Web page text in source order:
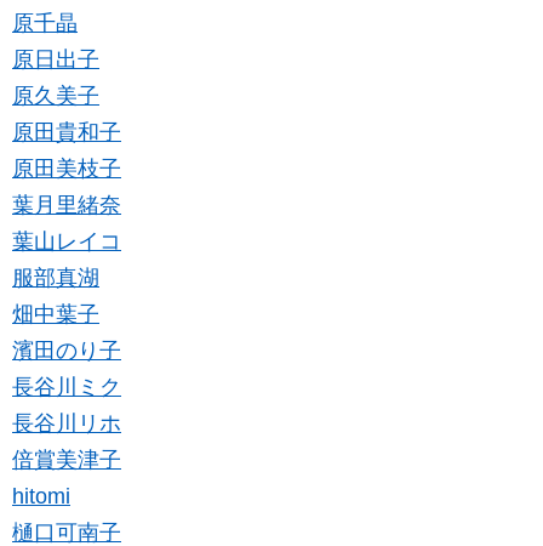
原千晶
原日出子
原久美子
原田貴和子
原田美枝子
葉月里緒奈
葉山レイコ
服部真湖
畑中葉子
濱田のり子
長谷川ミク
長谷川リホ
倍賞美津子
hitomi
樋口可南子